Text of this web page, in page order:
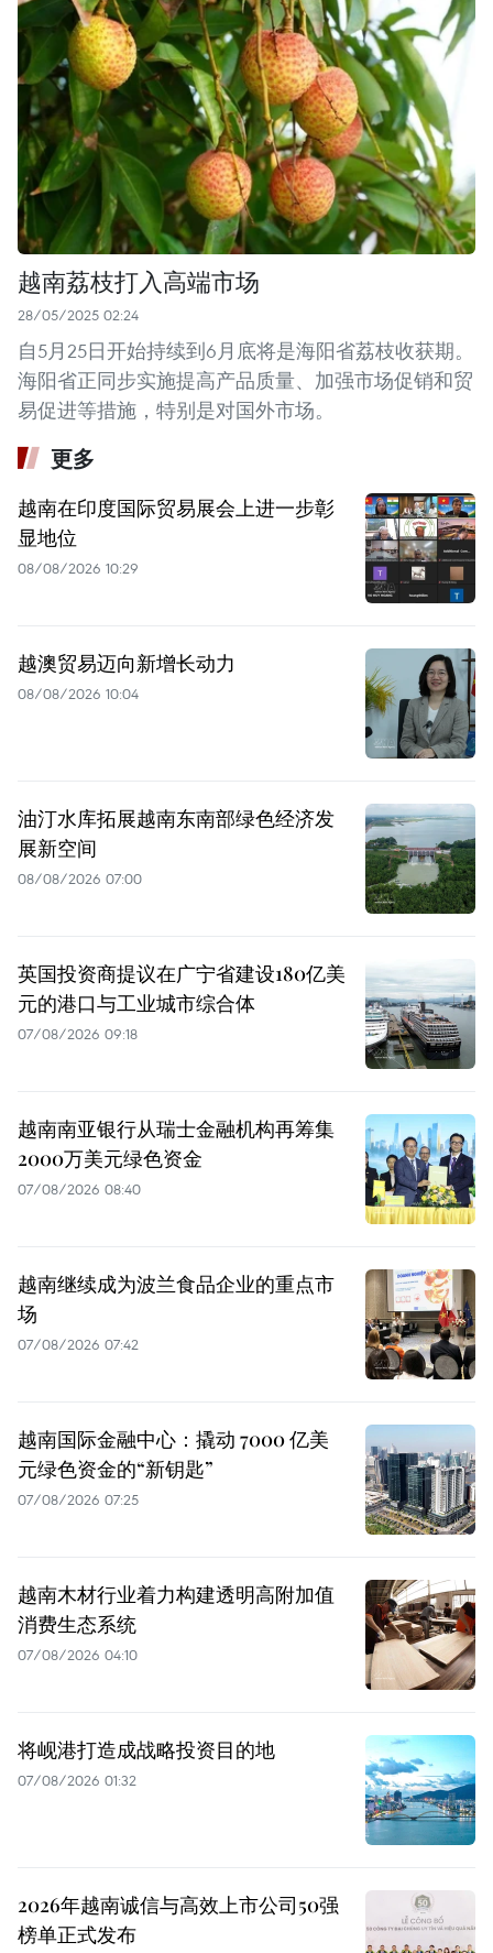
越南荔枝打入高端市场
28/05/2025 02:24
自5月25日开始持续到6月底将是海阳省荔枝收获期。
海阳省正同步实施提高产品质量、加强市场促销和贸
易促进等措施，特别是对国外市场。
更多
越南在印度国际贸易展会上进一步彰
显地位
08/08/2026 10:29
越澳贸易迈向新增长动力
08/08/2026 10:04
油汀水库拓展越南东南部绿色经济发
展新空间
08/08/2026 07:00
英国投资商提议在广宁省建设180亿美
元的港口与工业城市综合体
07/08/2026 09:18
越南南亚银行从瑞士金融机构再筹集
2000万美元绿色资金
07/08/2026 08:40
越南继续成为波兰食品企业的重点市
场
07/08/2026 07:42
越南国际金融中心：撬动 7000 亿美
元绿色资金的“新钥匙”
07/08/2026 07:25
越南木材行业着力构建透明高附加值
消费生态系统
07/08/2026 04:10
将岘港打造成战略投资目的地
07/08/2026 01:32
2026年越南诚信与高效上市公司50强
榜单正式发布